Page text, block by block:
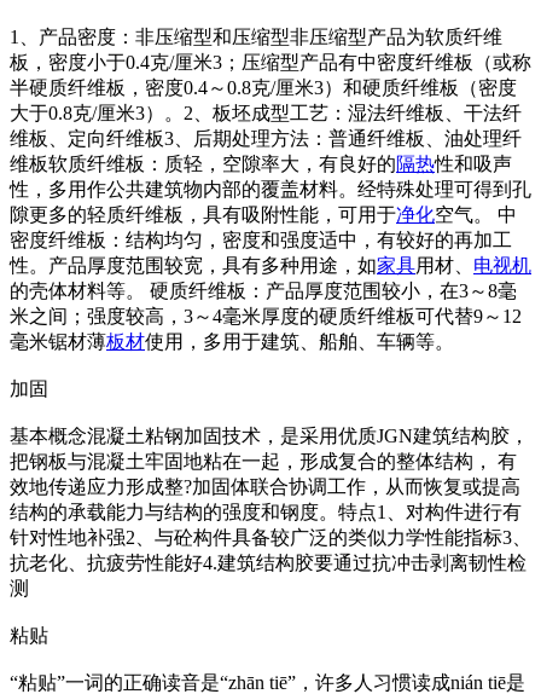
1、产品密度：非压缩型和压缩型非压缩型产品为软质纤维
板，密度小于0.4克/厘米3；压缩型产品有中密度纤维板（或称
半硬质纤维板，密度0.4～0.8克/厘米3）和硬质纤维板（密度
大于0.8克/厘米3）。2、板坯成型工艺：湿法纤维板、干法纤
维板、定向纤维板3、后期处理方法：普通纤维板、油处理纤
维板软质纤维板：质轻，空隙率大，有良好的隔热性和吸声
性，多用作公共建筑物内部的覆盖材料。经特殊处理可得到孔
隙更多的轻质纤维板，具有吸附性能，可用于净化空气。 中
密度纤维板：结构均匀，密度和强度适中，有较好的再加工
性。产品厚度范围较宽，具有多种用途，如家具用材、 电视机
的壳体材料等。 硬质纤维板：产品厚度范围较小，在3～8毫
米之间；强度较高，3～4毫米厚度的硬质纤维板可代替9～12
毫米锯材薄板材使用，多用于建筑、船舶、车辆等。
加固
基本概念混凝土粘钢加固技术，是采用优质JGN建筑结构胶，
把钢板与混凝土牢固地粘在一起，形成复合的整体结构， 有
效地传递应力形成整?加固体联合协调工作，从而恢复或提高
结构的承载能力与结构的强度和钢度。特点1、对构件进行有
针对性地补强2、与砼构件具备较广泛的类似力学性能指标3、
抗老化、抗疲劳性能好4.建筑结构胶要通过抗冲击剥离韧性检
测
粘贴
“粘贴”一词的正确读音是“zhān tiē”，许多人习惯读成nián tiē是